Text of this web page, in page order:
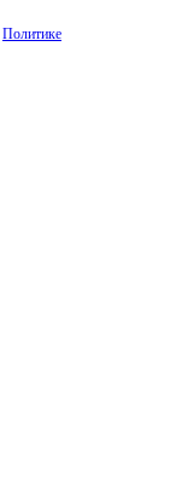
Политике